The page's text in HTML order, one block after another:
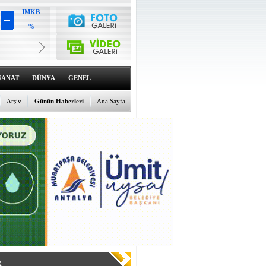
IMKB
%
6527.79
%0.55
Dolar
47.5824
%0.03
Euro
55.0841
%0.1
DÜNYA GENEL
Ana Sayfa
Günün Haberleri
Arşiv